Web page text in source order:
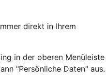
direkt in Ihrem
in der oberen Menüleiste
"Persönliche Daten" aus.